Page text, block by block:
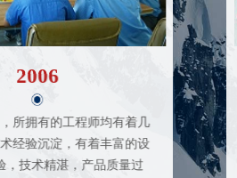
2006
所拥有的工程师均有着几
经验沉淀，有着丰富的设
，技术精湛，产品质量过